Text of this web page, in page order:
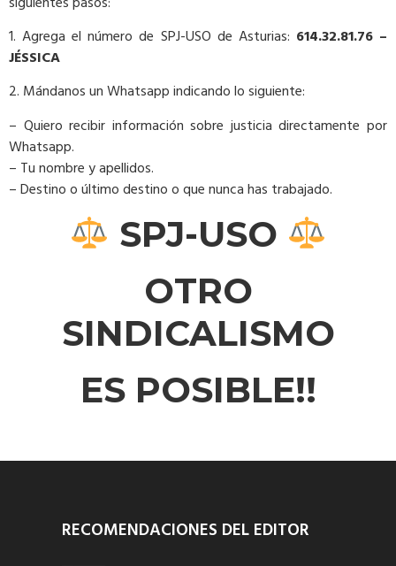
1. Agrega el número de SPJ-USO de Asturias: 614.32.81.76 –
JÉSSICA
2. Mándanos un Whatsapp indicando lo siguiente:
– Quiero recibir información sobre justicia directamente por
Whatsapp.
– Tu nombre y apellidos.
– Destino o último destino o que nunca has trabajado.
SPJ-USO
OTRO
SINDICALISMO
ES POSIBLE!!
RECOMENDACIONES DEL EDITOR